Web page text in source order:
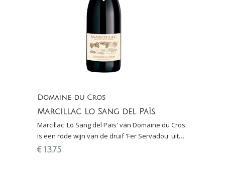
Domaine du Cros
Marcillac Lo Sang del Païs
Marcillac 'Lo Sang del Païs' van Domaine du Cros
is een rode wijn van de druif 'Fer Servadou' uit
de regio Sud-Ouest, lokaal ook wel Mansois
€ 13,75